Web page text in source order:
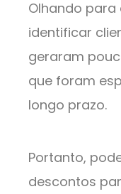
Olhando
identificar
geraram
que foram
longo prazo.
Portanto,
descontos